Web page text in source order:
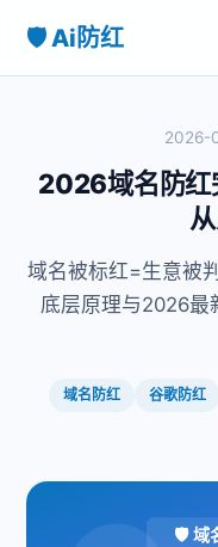
🛡️ Ai防红
2026-
2026域名防红
域名被标红=生意被
底层原理与2026最
域名防红 谷歌防红
🛡️ 域